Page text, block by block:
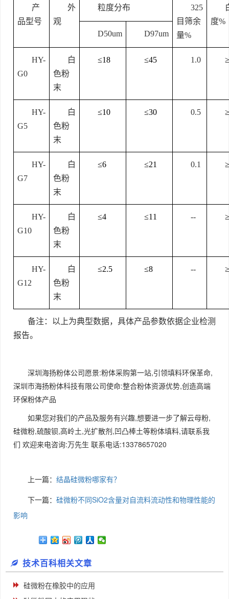
产
品型号
外
观
粒度分布
325
目筛余
量%
度%
D50um
D97um
HY-
G0
白
色粉
末
≤18 ≤45 1.0
HY-
G5
白
色粉
末
≤10 ≤30 0.5
HY-
G7
白
色粉
末
≤6 ≤21 0.1
HY-
G10
白
色粉
末
≤4 ≤11 --
HY-
G12
白
色粉
末
≤2.5 ≤8 --
备注：以上为典型数据，具体产品参数依据企业检测
报告。
深圳海扬粉体公司愿景:粉体采购第一站,引领填料环保革命,
深圳市海扬粉体科技有限公司使命:整合粉体资源优势,创造高端
环保粉体产品
如果您对我们的产品及服务有兴趣,想要进一步了解云母粉,
硅微粉,硫酸钡,高岭土,光扩散剂,凹凸棒土等粉体填料,请联系我
们 欢迎来电咨询:万先生 联系电话:13378657020
上一篇： ​结晶硅微粉哪家有？
下一篇： 硅微粉不同SiO2含量对自流料流动性和物理性能的
影响
技术百科相关文章
硅微粉在橡胶中的应用